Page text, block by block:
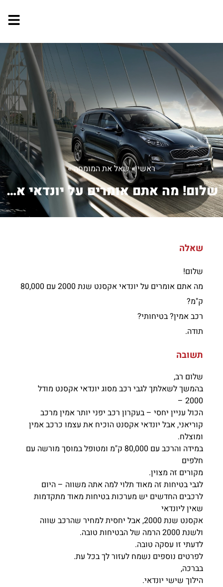
ראשי»שאל את המומחה»
שלום! מה אתם אומרים על יונדאי אקסנט ...
שאלה
שלום!
מה אתם אומרים על יונדאי אקסנט שנת 2000 עם 80,000
ק"מ?
רכב אמין? בטיחותי?
תודה.
תשובה
שלום רב,
בהמשך לשאלתך לגבי רכב מסוג יונדאי אקסנט מודל
2000 –
הכול עניין יחסי – בעקרון רכב יפני יותר אמין מרכב
קוריאני, אבל יונדאי אקסנט הוכיח את עצמו כרכב אמין
ומוצלח.
במידה והרכב עם 80,000 ק"מ ומטופל במוסך מורשה עם
חלפים
מקורים זה מצוין.
לגבי בטיחות זה מאוד תלוי למה אתה משווה – היום
לרכבים החדשים יש מערכות בטיחות מאוד מתקדמות
שאין ליונדאי
אקסנט שנת 2000, אבל יחסית למחיר שהרכב שווה
ולשנת 2000 הרמה של הבטיחות טובה.
לדעתי זו עסקה טובה.
לפרטים נוספים נשמח לעזור לך בכל עת.
בברכה,
הילוך שישי יונדאי.